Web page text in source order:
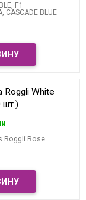
F1
CASCADE BLUE
Roggli White
шт.)
Roggli Rose